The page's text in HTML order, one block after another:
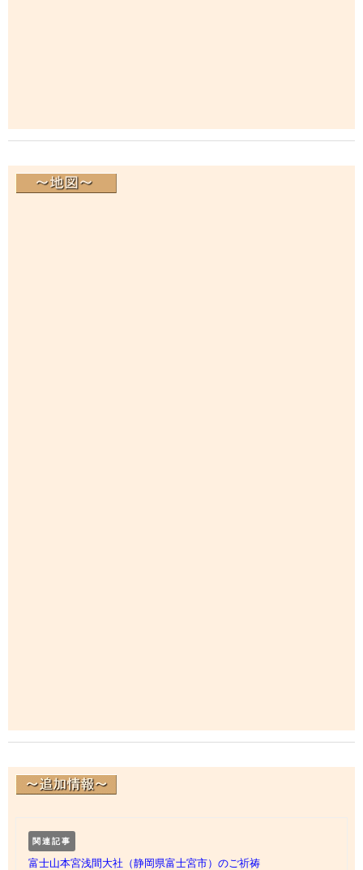
関連記事
富士山本宮浅間大社（静岡県富士宮市）のご祈祷